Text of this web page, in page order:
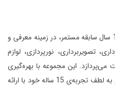
مجموعه گسترش صدا برتر توس با 15 سال سابقه مستمر، در زمینه معرفی و
تصویربرداری، نورپردازی، لوازم
می‌پردازد. این مجموعه با بهره‌گیری
از افراد مجرب و مهندسین متخصص و به لطف تجربه‌ی 15 ساله خود با ارائه